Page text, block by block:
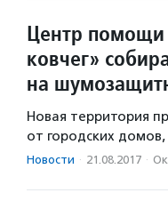
Центр
ковчег»
на
Новая территория
от городских
Новости · 21.08.2017 ·